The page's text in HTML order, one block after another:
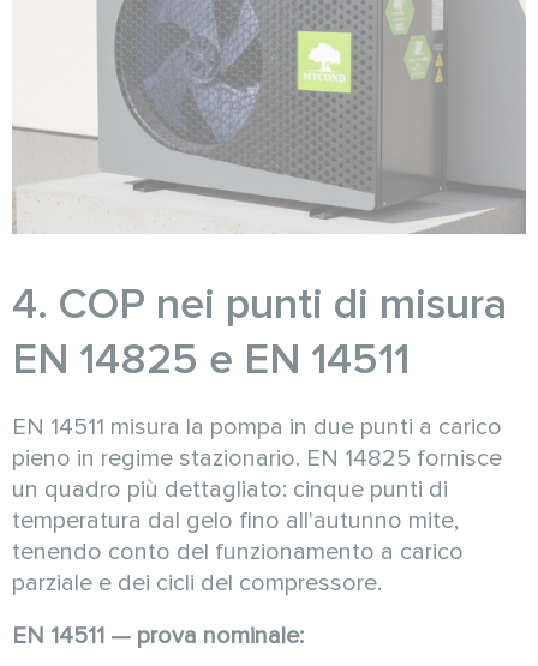
4. COP nei punti di misura
EN 14825 e EN 14511
EN 14511 misura la pompa in due punti a carico
pieno in regime stazionario. EN 14825 fornisce
un quadro più dettagliato: cinque punti di
temperatura dal gelo fino all'autunno mite,
tenendo conto del funzionamento a carico
parziale e dei cicli del compressore.
EN 14511 — prova nominale: